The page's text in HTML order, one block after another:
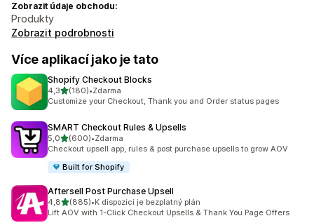
Zobrazit údaje obchodu:
Produkty
Zobrazit podrobnosti
Více aplikací jako je tato
Shopify Checkout Blocks
4,3z 5 hvězd
(180)
Celkový počet recenzí: 180
•Zdarma
Customize your Checkout, Thank you and Order status pages
SMART Checkout Rules & Upsells
5,0z 5 hvězd
(600)
Celkový počet recenzí: 600
•Zdarma
Checkout upsell app, rules & post purchase upsells to grow AOV
Built for Shopify
Aftersell Post Purchase Upsell
4,8z 5 hvězd
(885)
Celkový počet recenzí: 885
•K dispozici je bezplatný plán
Lift AOV with 1-Click Checkout Upsells & Thank You Page Offers